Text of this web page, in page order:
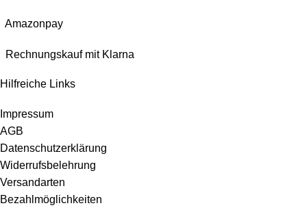
Amazonpay
Rechnungskauf mit Klarna
Hilfreiche Links
Impressum
AGB
Datenschutzerklärung
Widerrufsbelehrung
Versandarten
Bezahlmöglichkeiten